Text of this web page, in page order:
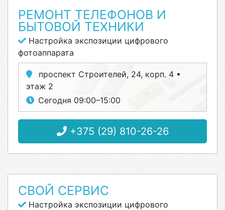
РЕМОНТ ТЕЛЕФОНОВ И
БЫТОВОЙ ТЕХНИКИ
Настройка экспозиции цифрового
фотоаппарата
проспект Строителей, 24, корп. 4 •
этаж 2
Сегодня 09:00–15:00
+375 (29) 810-26-26
СВОЙ СЕРВИС
Настройка экспозиции цифрового